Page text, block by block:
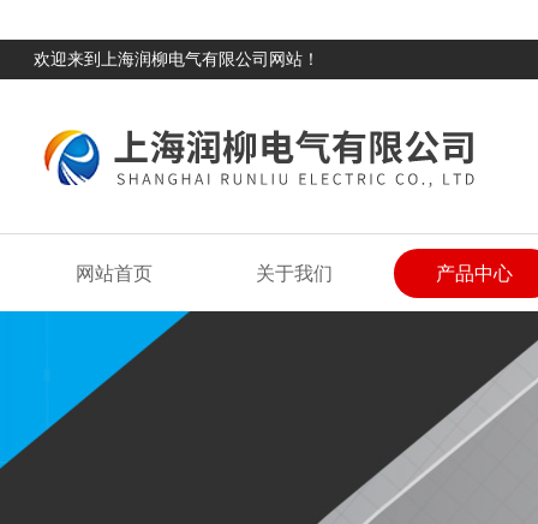
欢迎来到上海润柳电气有限公司网站！
网站首页 关于我们 产品中心